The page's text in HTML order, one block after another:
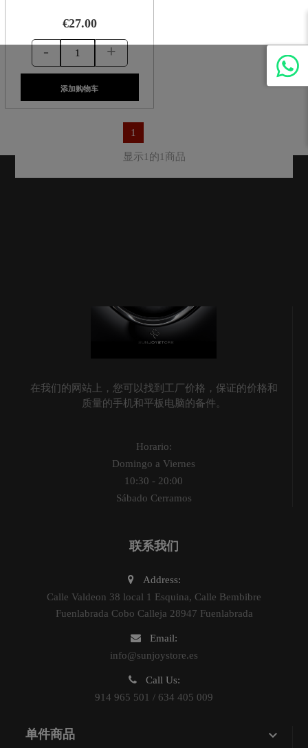
€27.00
- +
添加购物车
1
显示1的1商品
在我们的网站上，您可以找到工厂价格，保证的价格和
质量的手机和平板电脑的备件。
Horario:
Domingo a Viernes
10:30 - 20:00
Sábado Cerramos
联系我们
Address:
Calle Valdeon 38 local 1 Esquina, Calle Bembibre
Fuenlabrada Cobo Calleja 28947 Fuenlabrada
Email:
info@sunjoystore.es
Call Us:
914 965 501 / 634 405 009
单件商品 